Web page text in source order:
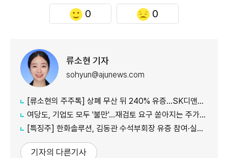
0 0
류소현 기자
sohyun@ajunews.com
[류소현의 주주톡] 상폐 무산 뒤 240% 유증…SK디앤디는 주주를 설득했나?
여당도, 기업도 모두 '불만'...재검토 요구 쏟아지는 주가누르기 방지 세제개편안
[특징주] 한화솔루션, 김동관 수석부회장 유증 참여·실적 개선 기대에 16% 강세
기자의 다른기사